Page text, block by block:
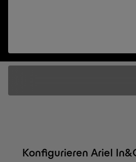
Konfigurieren Ariel